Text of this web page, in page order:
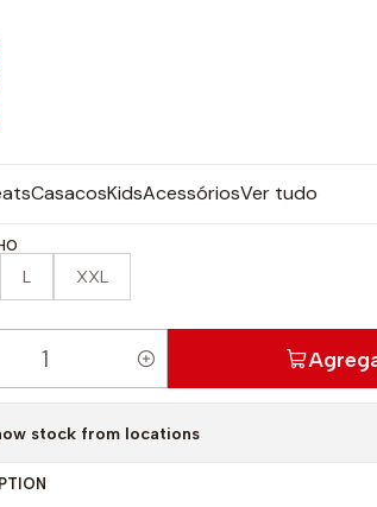
CasacosKidsAcessóriosVer tudo
2025
L XXL
stock from locations